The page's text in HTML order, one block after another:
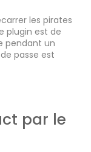
les pirates
plugin est de
pendant un
passe est
par le